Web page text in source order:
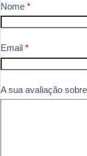
Nome *
Email *
A sua avaliação